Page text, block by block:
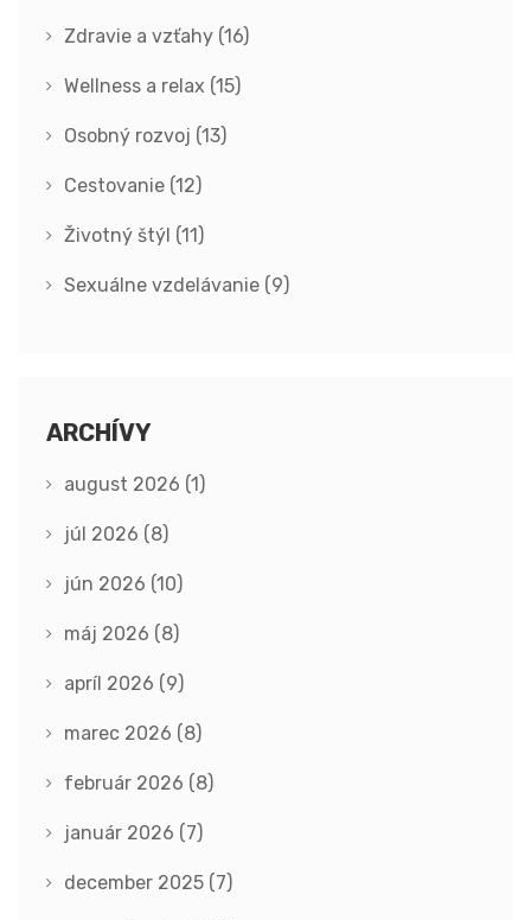
Zdravie a vzťahy (16)
Wellness a relax (15)
Osobný rozvoj (13)
Cestovanie (12)
Životný štýl (11)
Sexuálne vzdelávanie (9)
ARCHÍVY
august 2026 (1)
júl 2026 (8)
jún 2026 (10)
máj 2026 (8)
apríl 2026 (9)
marec 2026 (8)
február 2026 (8)
január 2026 (7)
december 2025 (7)